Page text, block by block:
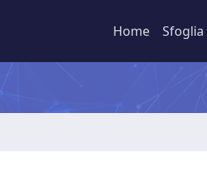
Home Sfoglia